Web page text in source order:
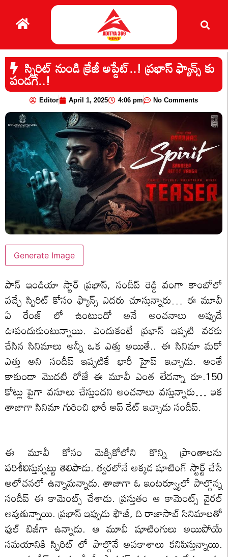
స్పిరిట్ నుండి క్రేజీ అప్డేట్..! ప్రభాస్ ఫ్యాన్స్ కు
పండగే..!
Editor April 1, 2025 4:06 pm No Comments
Generate Image
పాన్ ఇండియా స్టార్ ప్రభాస్, సందీప్ రెడ్డి వంగా కాంబోలో
వచ్చే స్పిరిట్ కోసం ఫ్యాన్స్ ఎదరు చూస్తున్నారు… ఈ మూవీ
ఏ రేంజ్ లో ఉంటుందో అనే అంచనాలు అప్పుడే
ఊపందుకుంటున్నాయి. ఎందుకంటే ప్రభాస్ ఇప్పటి వరకు
చేసిన సినిమాలు అన్నీ ఒక ఎత్తు అయితే.. ఈ సినిమా మరో
ఎత్తు అని సందీప్ ఇప్పటికే భారీ హైప్ ఇచ్చాడు. అంతే
కాకుండా మొదటి రోజే ఈ మూవీ ఎంత లేదన్నా రూ.150
కోట్లు పైగా వసూలు చేస్తుందని అంచనాలు వస్తున్నారు… ఇక
తాజాగా సినిమా గురించి భారీ అప్ డేట్ ఇచ్చాడు సందీప్.
ఈ మూవీ కోసం మెక్సికోలోని కొన్ని ప్రాంతాలను
పరిశీలిస్తున్నట్టు తెలిపాడు. త్వరలోనే అక్కడ షూటింగ్ స్టార్ట్ చేసే
ఆలోచనలో ఉన్నామన్నాడు. తాజాగా ఓ ఇంటర్వ్యూలో పాల్గొన్న
సందీప్ ఈ కామెంట్స్ చేశాడు. ప్రస్తుతం ఆ కామెంట్స్ వైరల్
అవుతున్నాయి. ప్రభాస్ ఇప్పుడు ఫౌజీ, ది రాజాసాబ్ సినిమాలతో
ఫుల్ బిజీగా ఉన్నాడు. ఆ మూవీ షూటింగులు అయిపోయే
సమయానికి స్పిరిట్ లో పాల్గొనే అవకాశాలు కనిపిస్తున్నాయి.